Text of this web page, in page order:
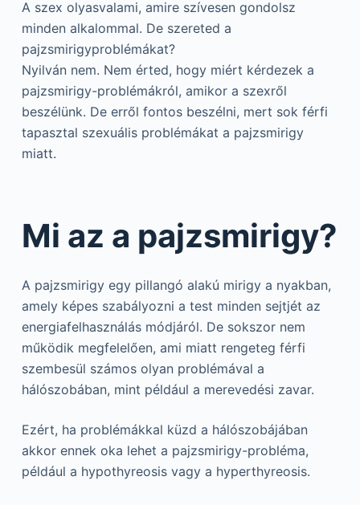
A szex olyasvalami, amire szívesen gondolsz
minden alkalommal. De szereted a
pajzsmirigyproblémákat?
Nyilván nem. Nem érted, hogy miért kérdezek a
pajzsmirigy-problémákról, amikor a szexről
beszélünk. De erről fontos beszélni, mert sok férfi
tapasztal szexuális problémákat a pajzsmirigy
miatt.
Mi az a pajzsmirigy?
A pajzsmirigy egy pillangó alakú mirigy a nyakban,
amely képes szabályozni a test minden sejtjét az
energiafelhasználás módjáról. De sokszor nem
működik megfelelően, ami miatt rengeteg férfi
szembesül számos olyan problémával a
hálószobában, mint például a merevedési zavar.
Ezért, ha problémákkal küzd a hálószobájában
akkor ennek oka lehet a pajzsmirigy-probléma,
például a hypothyreosis vagy a hyperthyreosis.